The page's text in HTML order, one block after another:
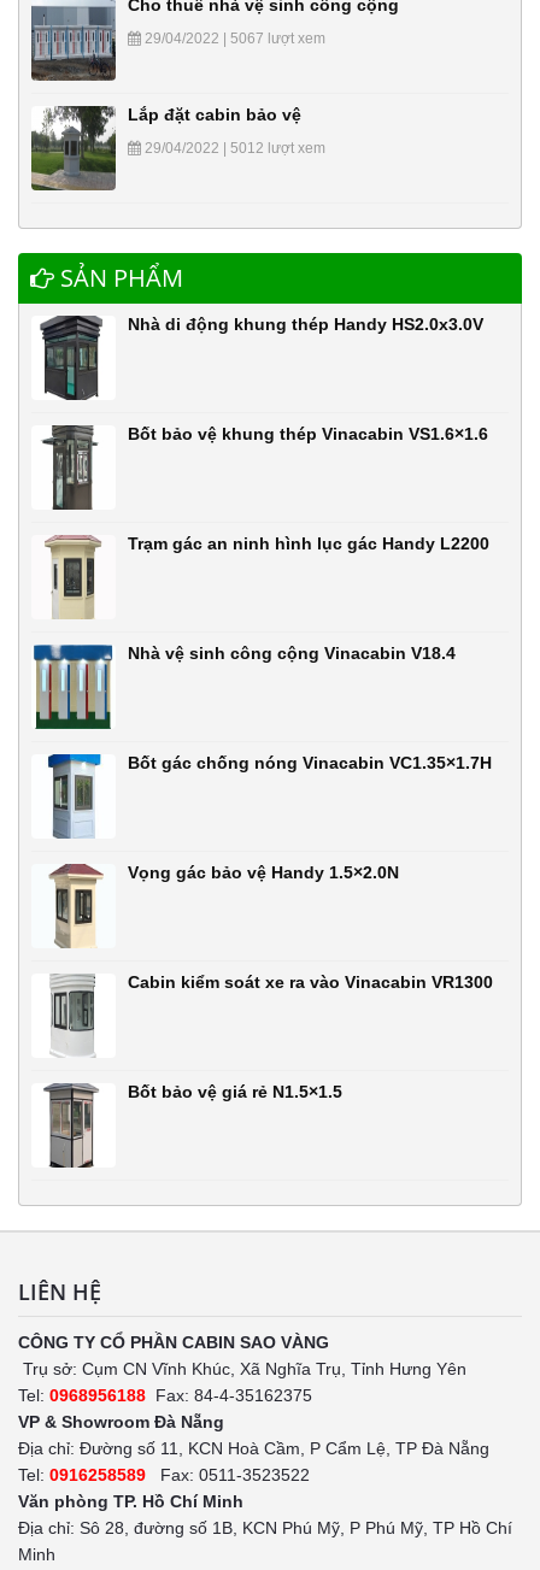
Cho thuê nhà vệ sinh công cộng
29/04/2022 | 5067 lượt xem
Lắp đặt cabin bảo vệ
29/04/2022 | 5012 lượt xem
SẢN PHẨM
Nhà di động khung thép Handy HS2.0x3.0V
Bốt bảo vệ khung thép Vinacabin VS1.6×1.6
Trạm gác an ninh hình lục gác Handy L2200
Nhà vệ sinh công cộng Vinacabin V18.4
Bốt gác chống nóng Vinacabin VC1.35×1.7H
Vọng gác bảo vệ Handy 1.5×2.0N
Cabin kiểm soát xe ra vào Vinacabin VR1300
Bốt bảo vệ giá rẻ N1.5×1.5
LIÊN HỆ
CÔNG TY CỔ PHẦN CABIN SAO VÀNG
Trụ sở: Cụm CN Vĩnh Khúc, Xã Nghĩa Trụ, Tỉnh Hưng Yên
Tel: 0968956188 Fax: 84-4-35162375
VP & Showroom Đà Nẵng
Địa chỉ: Đường số 11, KCN Hoà Cầm, P Cẩm Lệ, TP Đà Nẵng
Tel: 0916258589 Fax: 0511-3523522
Văn phòng TP. Hồ Chí Minh
Địa chỉ: Sô 28, đường số 1B, KCN Phú Mỹ, P Phú Mỹ, TP Hồ Chí
Minh